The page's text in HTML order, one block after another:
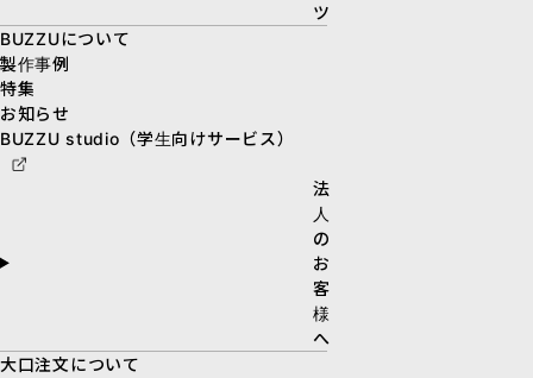
ツ
BUZZUについて
製作事例
特集
お知らせ
BUZZU studio（学生向けサービス）
法
人
の
お
客
様
へ
大口注文について